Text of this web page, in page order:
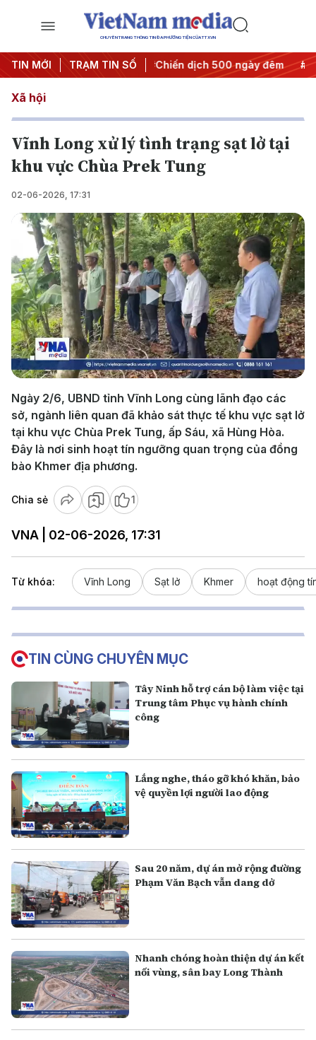
CHUYÊN TRANG THÔNG TIN ĐA PHƯƠNG TIỆN CỦA TTXVN
TIN MỚI TRẠM TIN SỐ
thành hành động #Chiến dịch 500 ngày đêm #Chống
Xã hội
Vĩnh Long xử lý tình trạng sạt lở tại
khu vực Chùa Prek Tung
02-06-2026, 17:31
Play
Video
Ngày 2/6, UBND tỉnh Vĩnh Long cùng lãnh đạo các
sở, ngành liên quan đã khảo sát thực tế khu vực sạt lở
tại khu vực Chùa Prek Tung, ấp Sáu, xã Hùng Hòa.
Đây là nơi sinh hoạt tín ngưỡng quan trọng của đồng
bào Khmer địa phương.
Chia sẻ 1
VNA | 02-06-2026, 17:31
Từ khóa: Vĩnh Long Sạt lở Khmer hoạt động
TIN CÙNG CHUYÊN MỤC
Tây Ninh hỗ trợ cán bộ làm việc tại
Trung tâm Phục vụ hành chính
công
Lắng nghe, tháo gỡ khó khăn, bảo
vệ quyền lợi người lao động
Sau 20 năm, dự án mở rộng đường
Phạm Văn Bạch vẫn dang dở
Nhanh chóng hoàn thiện dự án kết
nối vùng, sân bay Long Thành